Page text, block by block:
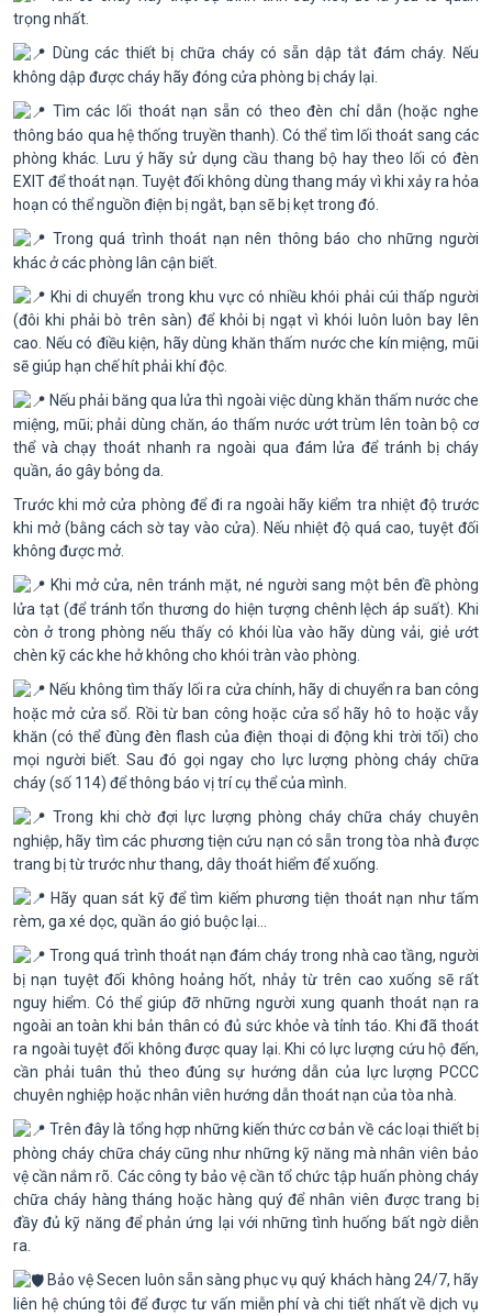
trọng nhất.
Dùng các thiết bị chữa cháy có sẵn dập tắt đám cháy. Nếu
không dập được cháy hãy đóng cửa phòng bị cháy lại.
Tìm các lối thoát nạn sẵn có theo đèn chỉ dẫn (hoặc nghe
thông báo qua hệ thống truyền thanh). Có thể tìm lối thoát sang các
phòng khác. Lưu ý hãy sử dụng cầu thang bộ hay theo lối có đèn
EXIT để thoát nạn. Tuyệt đối không dùng thang máy vì khi xảy ra hỏa
hoạn có thể nguồn điện bị ngắt, bạn sẽ bị kẹt trong đó.
Trong quá trình thoát nạn nên thông báo cho những người
khác ở các phòng lân cận biết.
Khi di chuyển trong khu vực có nhiều khói phải cúi thấp người
(đôi khi phải bò trên sàn) để khỏi bị ngạt vì khói luôn luôn bay lên
cao. Nếu có điều kiện, hãy dùng khăn thấm nước che kín miệng, mũi
sẽ giúp hạn chế hít phải khí độc.
Nếu phải băng qua lửa thì ngoài việc dùng khăn thấm nước che
miệng, mũi; phải dùng chăn, áo thấm nước ướt trùm lên toàn bộ cơ
thể và chạy thoát nhanh ra ngoài qua đám lửa để tránh bị cháy
quần, áo gây bỏng da.
Trước khi mở cửa phòng để đi ra ngoài hãy kiểm tra nhiệt độ trước
khi mở (bằng cách sờ tay vào cửa). Nếu nhiệt độ quá cao, tuyệt đối
không được mở.
Khi mở cửa, nên tránh mặt, né người sang một bên đề phòng
lửa tạt (để tránh tổn thương do hiện tượng chênh lệch áp suất). Khi
còn ở trong phòng nếu thấy có khói lùa vào hãy dùng vải, giẻ ướt
chèn kỹ các khe hở không cho khói tràn vào phòng.
Nếu không tìm thấy lối ra cửa chính, hãy di chuyển ra ban công
hoặc mở cửa sổ. Rồi từ ban công hoặc cửa sổ hãy hô to hoặc vẫy
khăn (có thể đùng đèn flash của điện thoại di động khi trời tối) cho
mọi người biết. Sau đó gọi ngay cho lực lượng phòng cháy chữa
cháy (số 114) để thông báo vị trí cụ thể của mình.
Trong khi chờ đợi lực lượng phòng cháy chữa cháy chuyên
nghiệp, hãy tìm các phương tiện cứu nạn có sẵn trong tòa nhà được
trang bị từ trước như thang, dây thoát hiểm để xuống.
Hãy quan sát kỹ để tìm kiếm phương tiện thoát nạn như tấm
rèm, ga xé dọc, quần áo gió buộc lại...
Trong quá trình thoát nạn đám cháy trong nhà cao tầng, người
bị nạn tuyệt đối không hoảng hốt, nhảy từ trên cao xuống sẽ rất
nguy hiểm. Có thể giúp đỡ những người xung quanh thoát nạn ra
ngoài an toàn khi bản thân có đủ sức khỏe và tỉnh táo. Khi đã thoát
ra ngoài tuyệt đối không được quay lại. Khi có lực lượng cứu hộ đến,
cần phải tuân thủ theo đúng sự hướng dẫn của lực lượng PCCC
chuyên nghiệp hoặc nhân viên hướng dẫn thoát nạn của tòa nhà.
Trên đây là tổng hợp những kiến thức cơ bản về các loại thiết bị
phòng cháy chữa cháy cũng như những kỹ năng mà nhân viên bảo
vệ cần nắm rõ. Các công ty bảo vệ cần tổ chức tập huấn phòng cháy
chữa cháy hàng tháng hoặc hàng quý để nhân viên được trang bị
đầy đủ kỹ năng để phản ứng lại với những tình huống bất ngờ diễn
ra.
Bảo vệ Secen luôn sẵn sàng phục vụ quý khách hàng 24/7, hãy
liên hệ chúng tôi để được tư vấn miễn phí và chi tiết nhất về dịch vụ